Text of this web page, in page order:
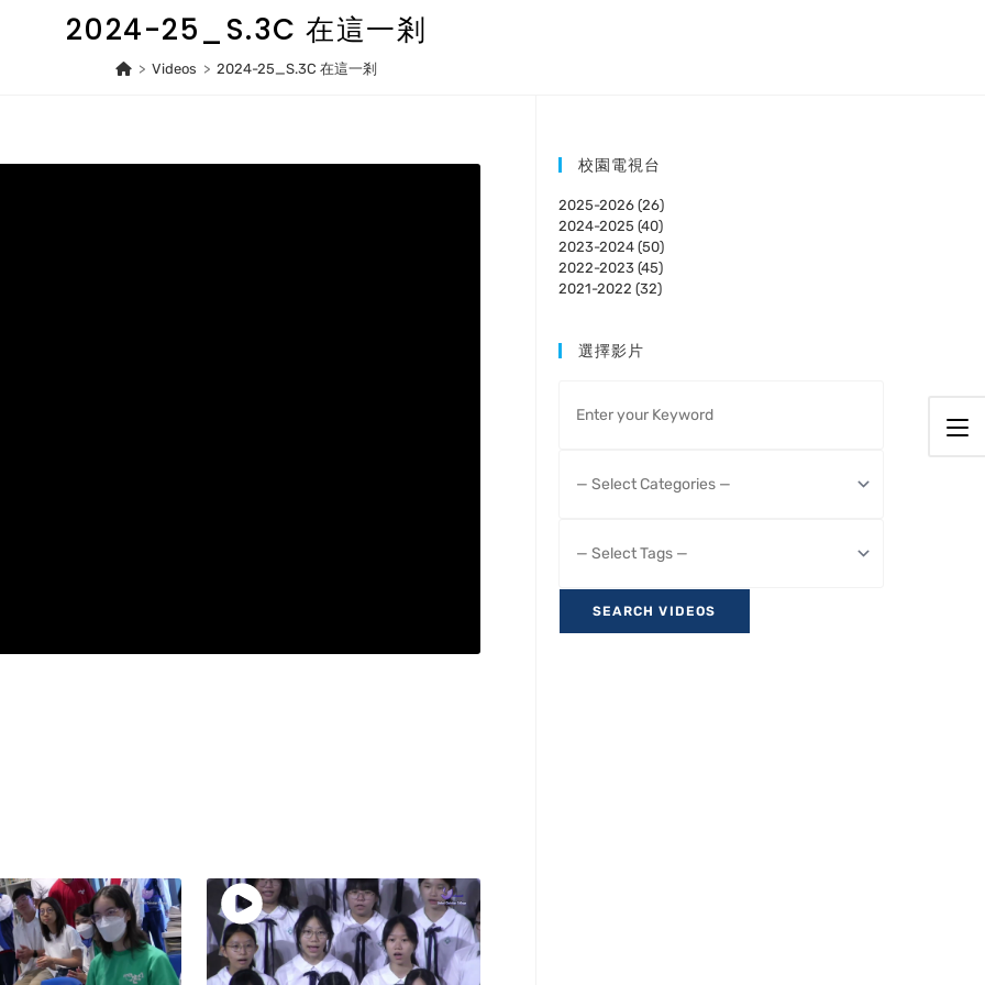
2024-25_S.3C 在這一剎
> Videos > 2024-25_S.3C 在這一剎
校園電視台
2025-2026 (26)
2024-2025 (40)
2023-2024 (50)
2022-2023 (45)
2021-2022 (32)
選擇影片